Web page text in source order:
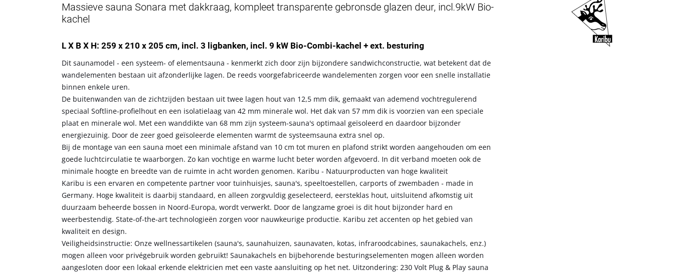
Massieve sauna Sonara met dakkraag, kompleet transparente gebronsde glazen deur, incl.9kW Bio-
kachel
L X B X H: 259 x 210 x 205 cm, incl. 3 ligbanken, incl. 9 kW Bio-Combi-kachel + ext. besturing
Dit saunamodel - een systeem- of elementsauna - kenmerkt zich door zijn bijzondere sandwichconstructie, wat betekent dat de
wandelementen bestaan uit afzonderlijke lagen. De reeds voorgefabriceerde wandelementen zorgen voor een snelle installatie
binnen enkele uren.
De buitenwanden van de zichtzijden bestaan uit twee lagen hout van 12,5 mm dik, gemaakt van ademend vochtregulerend
speciaal Softline-profielhout en een isolatielaag van 42 mm minerale wol. Het dak van 57 mm dik is voorzien van een speciale
plaat en minerale wol. Met een wanddikte van 68 mm zijn systeem-sauna's optimaal geïsoleerd en daardoor bijzonder
energiezuinig. Door de zeer goed geïsoleerde elementen warmt de systeemsauna extra snel op.
Bij de montage van een sauna moet een minimale afstand van 10 cm tot muren en plafond strikt worden aangehouden om een
goede luchtcirculatie te waarborgen. Zo kan vochtige en warme lucht beter worden afgevoerd. In dit verband moeten ook de
minimale hoogte en breedte van de ruimte in acht worden genomen. Karibu - Natuurproducten van hoge kwaliteit
Karibu is een ervaren en competente partner voor tuinhuisjes, sauna's, speeltoestellen, carports of zwembaden - made in
Germany. Hoge kwaliteit is daarbij standaard, en alleen zorgvuldig geselecteerd, eersteklas hout, uitsluitend afkomstig uit
duurzaam beheerde bossen in Noord-Europa, wordt verwerkt. Door de langzame groei is dit hout bijzonder hard en
weerbestendig. State-of-the-art technologieën zorgen voor nauwkeurige productie. Karibu zet accenten op het gebied van
kwaliteit en design.
Veiligheidsinstructie: Onze wellnessartikelen (sauna's, saunahuizen, saunavaten, kotas, infraroodcabines, saunakachels, enz.)
mogen alleen voor privégebruik worden gebruikt! Saunakachels en bijbehorende besturingselementen mogen alleen worden
aangesloten door een lokaal erkende elektricien met een vaste aansluiting op het net. Uitzondering: 230 Volt Plug & Play sauna